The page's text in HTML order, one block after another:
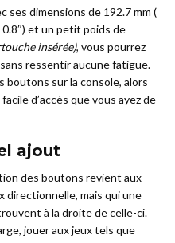
ses dimensions de 192.7 mm (
0.8″) et un petit poids de
insérée), vous pourrez
ressentir aucune fatigue.
boutons sur la console, alors
d’accès que vous ayez de
ajout
des boutons revient aux
directionnelle, mais qui une
à la droite de celle-ci.
jouer aux jeux tels que